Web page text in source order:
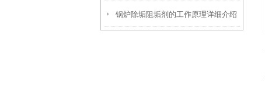
锅炉除垢阻垢剂的工作原理详细介绍